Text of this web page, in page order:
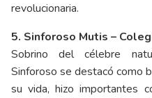
revolucionaria.
5. Sinforoso Mutis –
Sobrino del célebre
Sinforoso se destacó como
su vida, hizo importantes